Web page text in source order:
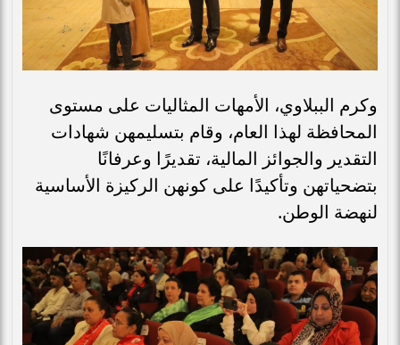
وكرم الببلاوي، الأمهات المثاليات على مستوى
المحافظة لهذا العام، وقام بتسليمهن شهادات
التقدير والجوائز المالية، تقديرًا وعرفانًا
بتضحياتهن وتأكيدًا على كونهن الركيزة الأساسية
لنهضة الوطن.